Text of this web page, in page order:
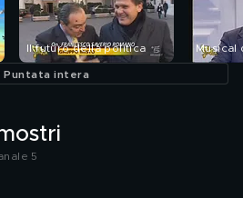
Il futuro della politica Musical
Puntata intera
5